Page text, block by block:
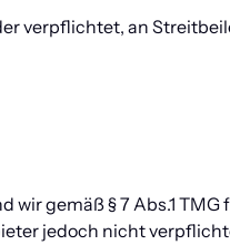
verpflichtet, an
wir gemäß § 7 Abs.1
jedoch nicht